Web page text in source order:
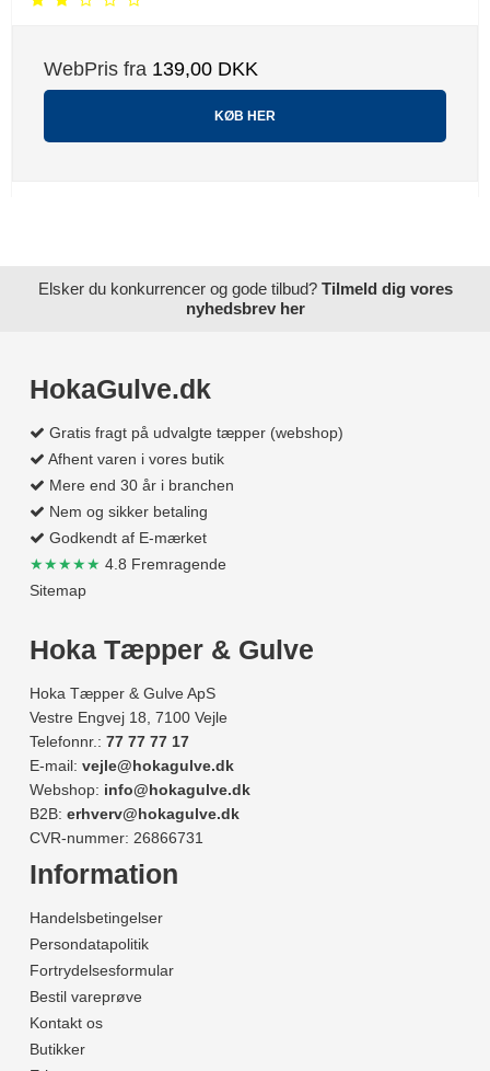
WebPris fra 139,00 DKK
KØB HER
Elsker du konkurrencer og gode tilbud? Tilmeld dig vores
nyhedsbrev her
HokaGulve.dk
Gratis fragt på udvalgte tæpper (webshop)
Afhent varen i vores butik
Mere end 30 år i branchen
Nem og sikker betaling
Godkendt af E-mærket
★★★★★ 4.8 Fremragende
Sitemap
Hoka Tæpper & Gulve
Hoka Tæpper & Gulve ApS
Vestre Engvej 18, 7100 Vejle
Telefonnr.: 77 77 77 17
E-mail: vejle@hokagulve.dk
Webshop: info@hokagulve.dk
B2B: erhverv@hokagulve.dk
CVR-nummer: 26866731
Information
Handelsbetingelser
Persondatapolitik
Fortrydelsesformular
Bestil vareprøve
Kontakt os
Butikker